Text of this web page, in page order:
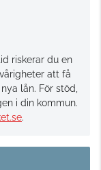
riskerar du en
att få
lån. För stöd,
i din kommun.
.